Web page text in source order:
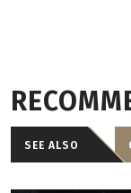
SEE ALSO